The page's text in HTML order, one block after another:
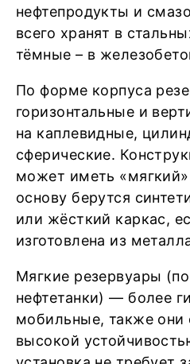
нефтепродукты и
всего хранят в
тёмные – в
По форме корпуса
горизонтальные и
на каплевидные,
сферические.
может иметь «мягкий»
основу берутся
или жёсткий каркас,
изготовлена из
Мягкие резервуары
нефтетанки) — более
мобильные, также они
высокой